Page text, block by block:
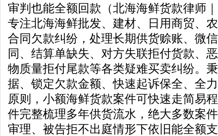
审判也能全额回款（北海海鲜货款律师
专注北海海鲜批发、建材、日用商贸、
合同欠款纠纷，处理长期供货赊账、微
同、结算单缺失、对方失联拒付货款、
物质量拒付尾款等各类疑难买卖纠纷。
据、锁定欠款金额、快速起诉保全、全
原则，小额海鲜货款案件可快速走简易
件完整梳理多年供货流水，绝大多数案
审理、被告拒不出庭情形下依旧能全额